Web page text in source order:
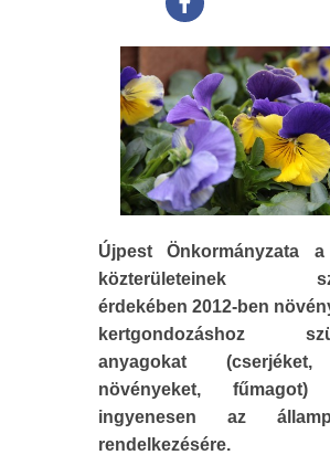
Újpest Önkormányzata
közterületeinek
érdekében 2012-ben
kertgondozáshoz
anyagokat
növényeket, fűmagot)
ingyenesen az
rendelkezésére.